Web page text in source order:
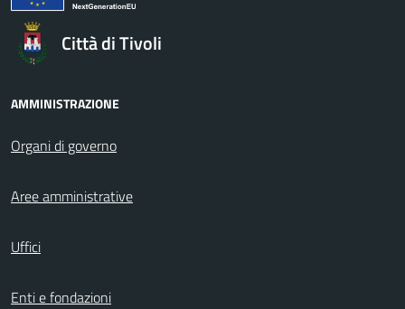
Città di Tivoli
AMMINISTRAZIONE
Organi di governo
Aree amministrative
Uffici
Enti e fondazioni